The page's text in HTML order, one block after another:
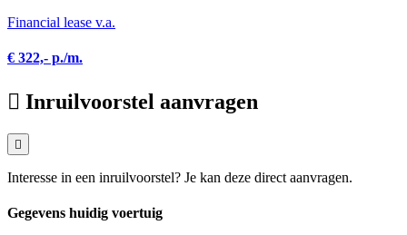
Financial lease v.a.
€ 322,- p./m.
Inruilvoorstel aanvragen
Interesse in een inruilvoorstel? Je kan deze direct aanvragen.
Gegevens huidig voertuig